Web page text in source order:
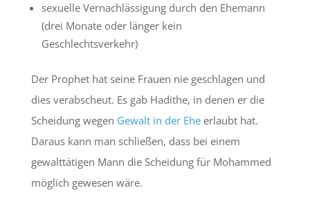
sexuelle Vernachlässigung durch den Ehemann
(drei Monate oder länger kein
Geschlechtsverkehr)
Der Prophet hat seine Frauen nie geschlagen und
dies verabscheut. Es gab Hadithe, in denen er die
Scheidung wegen Gewalt in der Ehe erlaubt hat.
Daraus kann man schließen, dass bei einem
gewalttätigen Mann die Scheidung für Mohammed
möglich gewesen wäre.